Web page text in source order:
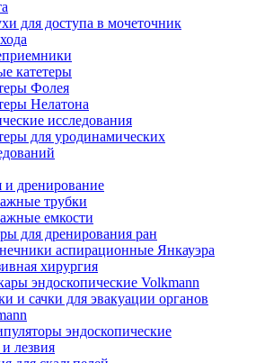
для доступа в мочеточник
катетеры
Фолея
Нелатона
исследования
для уродинамических
и дренирование
трубки
емкости
для дренирования ран
аспирационные Янкауэра
хирургия
эндоскопические Volkmann
и сачки для эвакуации органов
эндоскопические
лезвия